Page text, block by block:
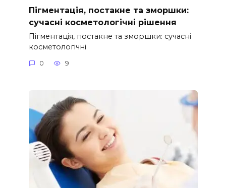
Пігментація, постакне та зморшки:
сучасні косметологічні рішення
Пігментація, постакне та зморшки: сучасні
косметологічні
0 9